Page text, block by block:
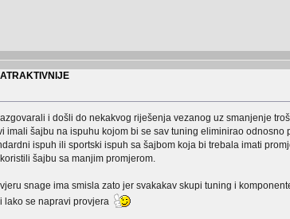
i došli do nekakvog riješenja vezanog uz smanjenje
imali šajbu na ispuhu kojom bi se sav tuning eliminirao odnosno
ispuh ili sportski ispuh sa šajbom koja bi trebala imati
šajbu sa manjim promjerom.
snage ima smisla zato jer svakakav skupi tuning i
lako se napravi provjera